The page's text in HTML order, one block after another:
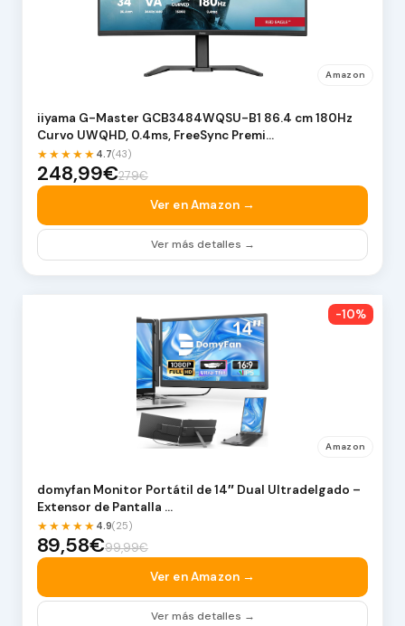
Amazon
iiyama G-Master GCB3484WQSU-B1 86.4 cm 180Hz
Curvo UWQHD, 0.4ms, FreeSync Premi…
★★★★★ 4.7(43)
248,99€279€
Ver en Amazon →
Ver más detalles →
-10%
Amazon
domyfan Monitor Portátil de 14″ Dual Ultradelgado –
Extensor de Pantalla …
★★★★★ 4.9(25)
89,58€99,99€
Ver en Amazon →
Ver más detalles →